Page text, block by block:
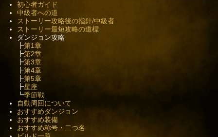
初心者ガイド
中級者への道
ストーリー攻略後の指針/中級者
ストーリー最短攻略の道標
ダンジョン攻略
┣第1章
┣第2章
┣第3章
┣第4章
┣第5章
┣星座
┗季節戦
自動周回について
おすすめダンジョン
おすすめ装備
おすすめ称号・二つ名